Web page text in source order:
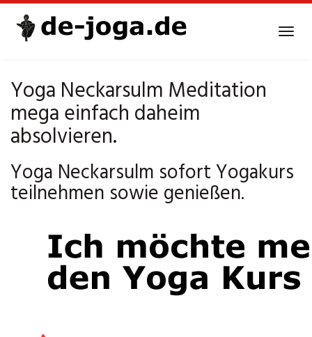
Yoga Neckarsulm Meditation
mega einfach daheim
absolvieren.
Yoga Neckarsulm sofort Yogakurs
teilnehmen sowie genießen.